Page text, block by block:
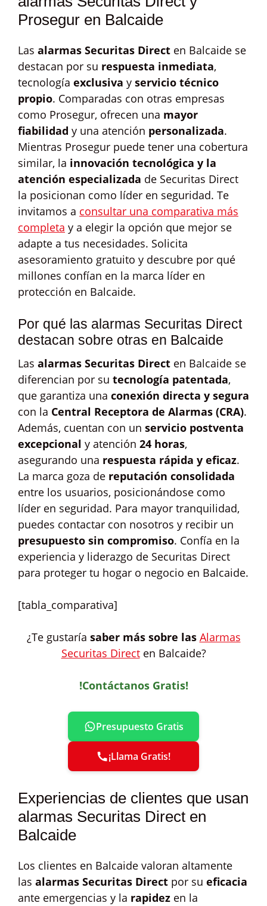
Prosegur en Balcaide
Las alarmas Securitas Direct en Balcaide se
destacan por su respuesta inmediata,
tecnología exclusiva y servicio técnico
propio. Comparadas con otras empresas
como Prosegur, ofrecen una mayor
fiabilidad y una atención personalizada.
Mientras Prosegur puede tener una cobertura
similar, la innovación tecnológica y la
atención especializada de Securitas Direct
la posicionan como líder en seguridad. Te
invitamos a consultar una comparativa más
completa y a elegir la opción que mejor se
adapte a tus necesidades. Solicita
asesoramiento gratuito y descubre por qué
millones confían en la marca líder en
protección en Balcaide.
Por qué las alarmas Securitas Direct
destacan sobre otras en Balcaide
Las alarmas Securitas Direct en Balcaide se
diferencian por su tecnología patentada,
que garantiza una conexión directa y segura
con la Central Receptora de Alarmas (CRA).
Además, cuentan con un servicio postventa
excepcional y atención 24 horas,
asegurando una respuesta rápida y eficaz.
La marca goza de reputación consolidada
entre los usuarios, posicionándose como
líder en seguridad. Para mayor tranquilidad,
puedes contactar con nosotros y recibir un
presupuesto sin compromiso. Confía en la
experiencia y liderazgo de Securitas Direct
para proteger tu hogar o negocio en Balcaide.
[tabla_comparativa]
¿Te gustaría saber más sobre las Alarmas
Securitas Directen Balcaide?
!Contáctanos Gratis!
Presupuesto Gratis
¡Llama Gratis!
Experiencias de clientes que usan
alarmas Securitas Direct en
Balcaide
Los clientes en Balcaide valoran altamente
las alarmas Securitas Direct por su eficacia
ante emergencias y la rapidez en la